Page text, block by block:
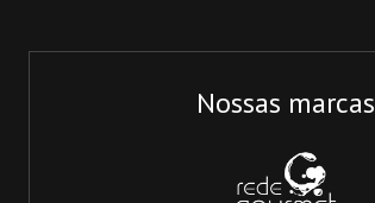
Nossas marcas